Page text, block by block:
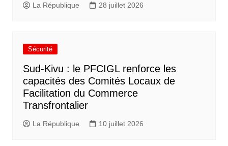
La République 28 juillet 2026
Sécurité
Sud-Kivu : le PFCIGL renforce les
capacités des Comités Locaux de
Facilitation du Commerce
Transfrontalier
La République 10 juillet 2026